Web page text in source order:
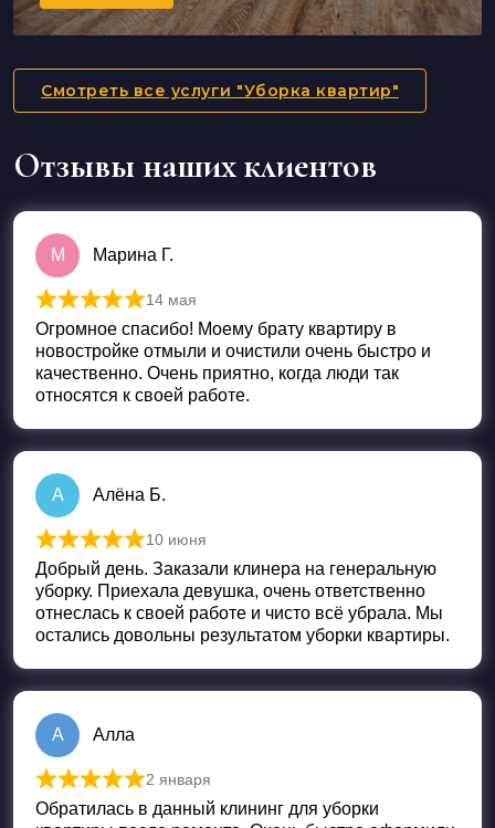
Смотреть все услуги "Уборка квартир"
Отзывы наших клиентов
М Марина Г.
Оценка
14 мая
Огромное спасибо! Моему брату квартиру в
новостройке отмыли и очистили очень быстро и
качественно. Очень приятно, когда люди так
относятся к своей работе.
А Алёна Б.
Оценка
10 июня
Добрый день. Заказали клинера на генеральную
уборку. Приехала девушка, очень ответственно
отнеслась к своей работе и чисто всё убрала. Мы
остались довольны результатом уборки квартиры.
А Алла
Оценка из 5
2 января
Обратилась в данный клининг для уборки